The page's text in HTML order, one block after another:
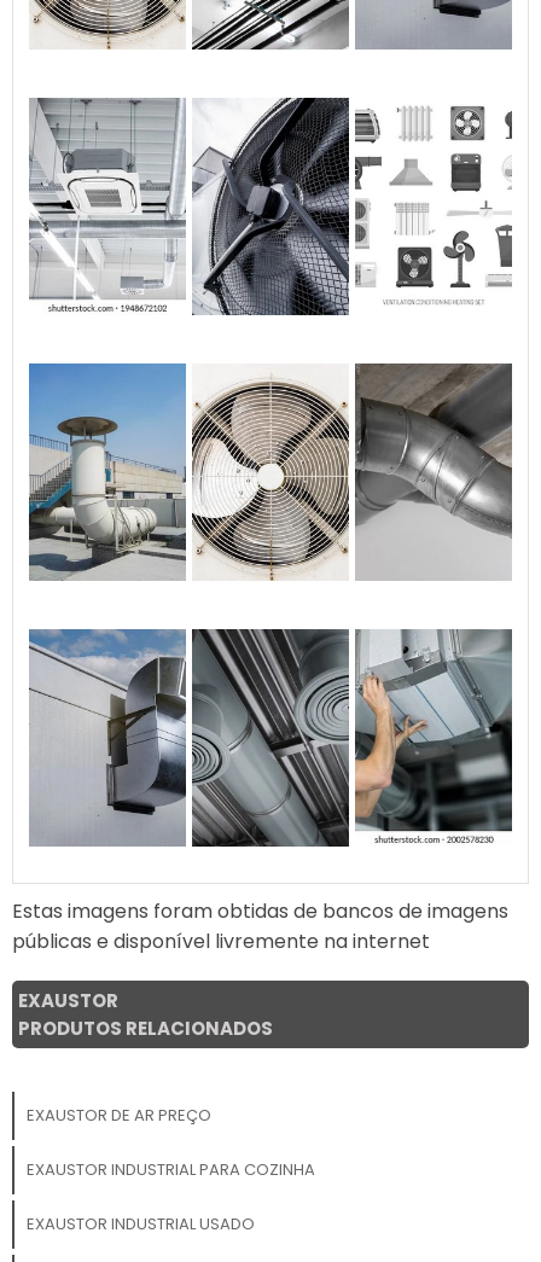
espaços.
Estas imagens foram obtidas de bancos de imagens
públicas e disponível livremente na internet
EXAUSTOR
PRODUTOS RELACIONADOS
EXAUSTOR DE AR PREÇO
EXAUSTOR INDUSTRIAL PARA COZINHA
EXAUSTOR INDUSTRIAL USADO